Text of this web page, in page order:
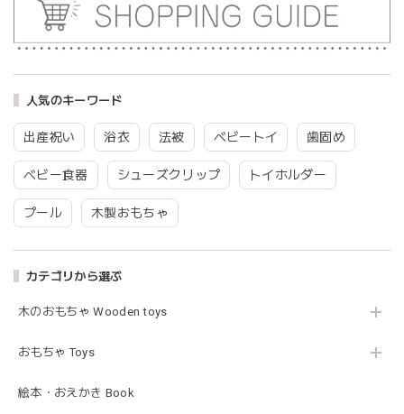
人気のキーワード
出産祝い 浴衣 法被 ベビートイ 歯固め
ベビー食器 シューズクリップ トイホルダー
プール 木製おもちゃ
カテゴリから選ぶ
木のおもちゃ Wooden toys
おもちゃ Toys
絵本・おえかき Book
gray
2026/03/26
グレーを購入しました！手持ちのビブより少し小さい作りで
したがかわいいので問題なし^ ^ありがとうございました♡
2026/02/21
この度は迅速丁寧な対応をありがとうございました(^^) 梱包